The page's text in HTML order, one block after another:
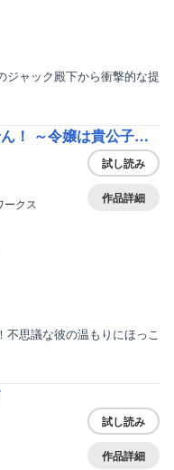
ジャック殿下から衝撃的な提
この甘い溺愛からは逃げられません！ ～令嬢は貴公子様のお気に入り～【電子限定カバー】
ークス
試し読み
作品詳細
思議な彼の温もりにほっこ
試し読み
作品詳細